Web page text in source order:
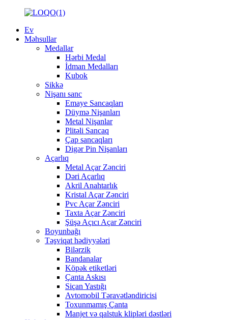
Ev
Məhsullar
Medallar
Hərbi Medal
İdman Medalları
Kubok
Sikkə
Nişanı sanc
Emaye Sancaqları
Düymə Nişanları
Metal Nişanlar
Plitəli Sancaq
Çap sancaqları
Digər Pin Nişanları
Açarlıq
Metal Açar Zənciri
Dəri Açarlıq
Akril Anahtarlık
Kristal Açar Zənciri
Pvc Açar Zənciri
Taxta Açar Zənciri
Şüşə Açıcı Açar Zənciri
Boyunbağı
Təşviqat hədiyyələri
Bilərzik
Bandanalar
Köpək etiketləri
Çanta Askısı
Siçan Yastığı
Avtomobil Təravətləndiricisi
Toxunmamış Çanta
Manjet və qalstuk klipləri dəstləri